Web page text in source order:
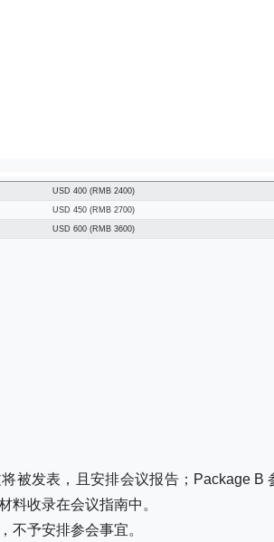
USD 400 (RMB 2400)
USD 450 (RMB 2700)
USD 600 (RMB 3600)
被发表，且安排会议报告；Package B
料收录在会议指南中。
不予安排参会事宜。